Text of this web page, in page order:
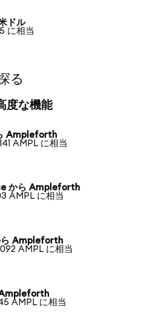
ドル
に相当
る
度な機能
Ampleforth
AMPL に相当
から Ampleforth
AMPL に相当
ら Ampleforth
AMPL に相当
AMPL に相当